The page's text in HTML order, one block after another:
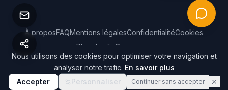
©2026 Webvisite. Tous droits réservés.
À proposFAQMentions légalesConfidentialitéCookies
Plan du site
Connexion
Nous utilisons des cookies pour optimiser votre navigation et
analyser notre trafic. En savoir plus
Accepter
Personnaliser Continuer sans accepter